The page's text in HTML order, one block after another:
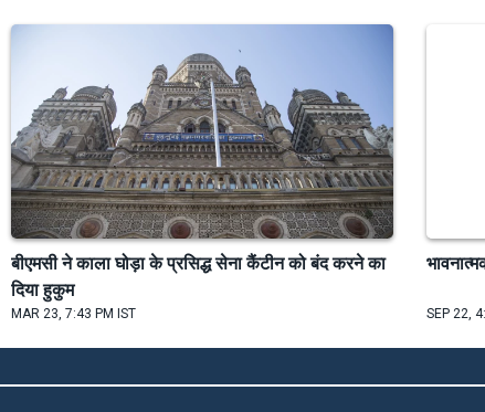
बीएमसी ने काला घोड़ा के प्रसिद्ध सेना कैंटीन को बंद करने का
दिया हुकुम
MAR 23, 7:43 PM IST SEP 22,